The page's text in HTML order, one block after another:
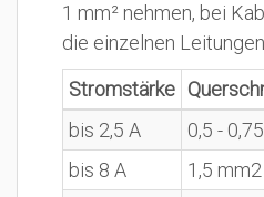
1 mm² nehmen, bei
die einzelnen
Stromstärke
bis 2,5 A
0,5 -
bis 8 A
1,5 mm2